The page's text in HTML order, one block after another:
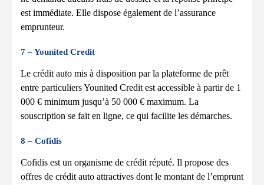
est immédiate. Elle dispose également de l’assurance
emprunteur.
7 – Younited Credit
Le crédit auto mis à disposition par la plateforme de prêt
entre particuliers Younited Credit est accessible à partir de 1
000 € minimum jusqu’à 50 000 € maximum. La
souscription se fait en ligne, ce qui facilite les démarches.
8 – Cofidis
Cofidis est un organisme de crédit réputé. Il propose des
offres de crédit auto attractives dont le montant de l’emprunt